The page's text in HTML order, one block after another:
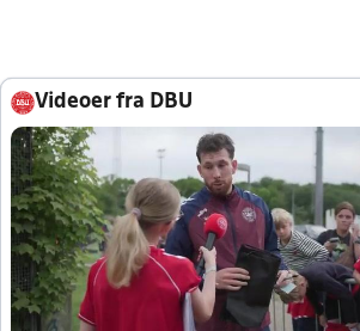
Videoer fra DBU